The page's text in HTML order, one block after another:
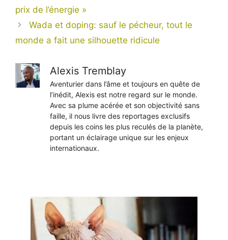
prix de l’énergie »
Wada et doping: sauf le pécheur, tout le
monde a fait une silhouette ridicule
Alexis Tremblay
Aventurier dans l’âme et toujours en quête de
l’inédit, Alexis est notre regard sur le monde.
Avec sa plume acérée et son objectivité sans
faille, il nous livre des reportages exclusifs
depuis les coins les plus reculés de la planète,
portant un éclairage unique sur les enjeux
internationaux.